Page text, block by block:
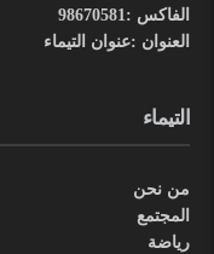
الفاكس :98670581
العنوان :عنوان التيماء
التيماء
من نحن
المجتمع
رياضة